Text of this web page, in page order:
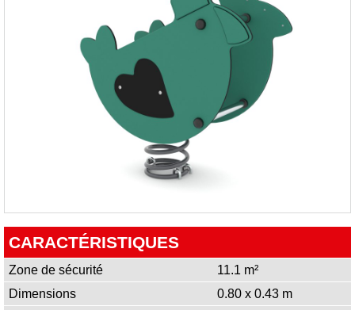
CARACTÉRISTIQUES
Zone de sécurité
11.1 m²
Dimensions
0.80 x 0.43 m